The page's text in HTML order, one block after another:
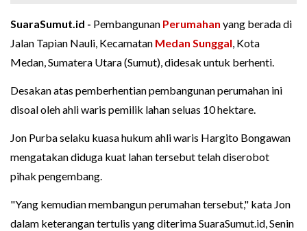
SuaraSumut.id - Pembangunan Perumahan yang berada di
Jalan Tapian Nauli, Kecamatan Medan Sunggal, Kota
Medan, Sumatera Utara (Sumut), didesak untuk berhenti.
Desakan atas pemberhentian pembangunan perumahan ini
disoal oleh ahli waris pemilik lahan seluas 10 hektare.
Jon Purba selaku kuasa hukum ahli waris Hargito Bongawan
mengatakan diduga kuat lahan tersebut telah diserobot
pihak pengembang.
"Yang kemudian membangun perumahan tersebut," kata Jon
dalam keterangan tertulis yang diterima SuaraSumut.id, Senin